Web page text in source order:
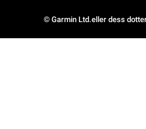
© Garmin Ltd.eller dess